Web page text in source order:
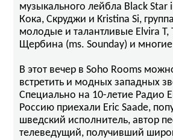
музыкального лейбла Black Star
Кока, Скруджи и Kristina Si,
молодые и талантливые Elvira T,
Щербина (ms. Sounday) и многие
В этот вечер в Soho Rooms
встретить и модных западных
Специально на 10-летие Радио
Россию приехали Eric Saade,
шведский исполнитель, автор
телеведущий, получивший